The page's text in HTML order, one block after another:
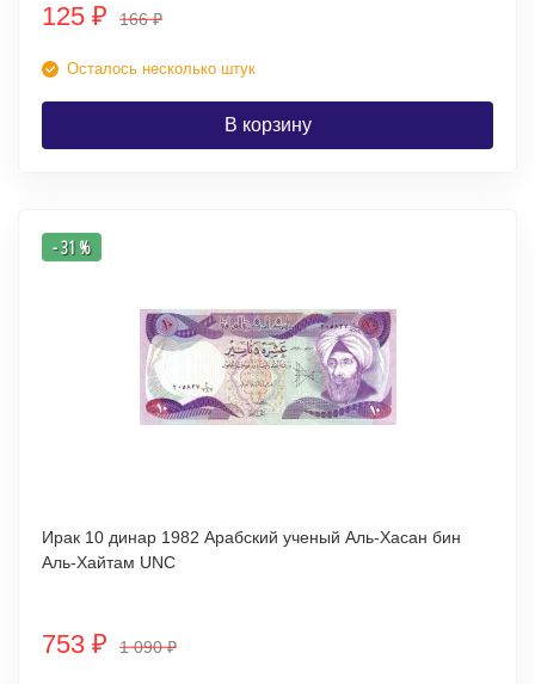
125 ₽ 166₽
Осталось несколько штук
В корзину
- 31 %
Ирак 10 динар 1982 Арабский ученый Аль-Хасан бин
Аль-Хайтам UNC
753 ₽ 1 090₽